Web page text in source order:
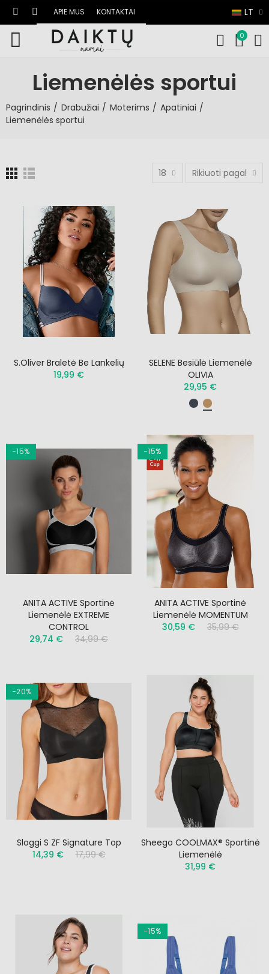
LT
APIE MUS KONTAKTAI
0
Liemenėlės sportui
Pagrindinis Drabužiai Moterims
Apatiniai
Liemenėlės sportui
18 Rikiuoti pagal
S.Oliver Braletė Be Lankelių
19,99 €
SELENE Besiūlė Liemenėlė
OLIVIA
29,95 €
−15%
ANITA ACTIVE Sportinė
Liemenėlė EXTREME
CONTROL
29,74 €
34,99 €
−15%
ANITA ACTIVE Sportinė
Liemenėlė MOMENTUM
30,59 €
35,99 €
−20%
Sloggi S ZF Signature Top
14,39 €
17,99 €
Sheego COOLMAX® Sportinė
Liemenėlė
31,99 €
−15%